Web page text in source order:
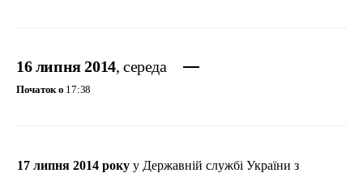
16 липня 2014, середа
Початок о 17:38
17 липня 2014 року у Державній службі України з